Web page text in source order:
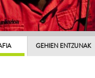
GEHIEN ENTZUNAK